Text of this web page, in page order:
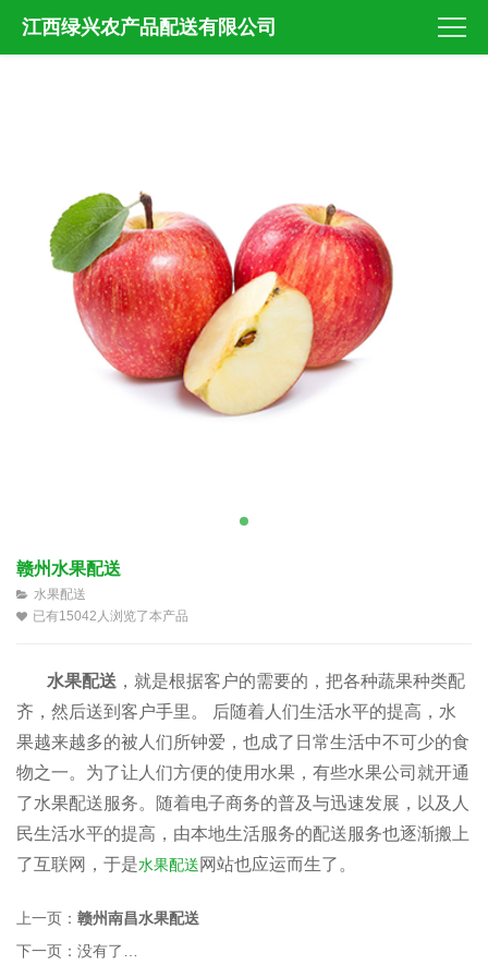
江西绿兴农产品配送有限公司
赣州水果配送
水果配送
已有15042人浏览了本产品
水果配送 ，就是根据客户的需要的，把各种蔬果种类配
齐，然后送到客户手里。 后随着人们生活水平的提高，水
果越来越多的被人们所钟爱，也成了日常生活中不可少的食
物之一。为了让人们方便的使用水果，有些水果公司就开通
了水果配送服务。随着电子商务的普及与迅速发展，以及人
民生活水平的提高，由本地生活服务的配送服务也逐渐搬上
了互联网，于是水果配送网站也应运而生了。
上一页： 赣州南昌水果配送
下一页： 没有了…